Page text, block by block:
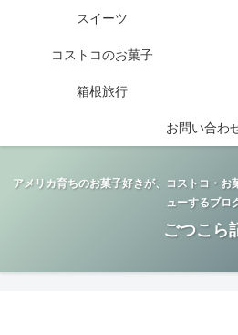
アメリカ育ちのお菓子好きが、コストコ・お
ューするブロ
ごつこら
スイーツ
コストコのお菓子
箱根旅行
お問い合わ